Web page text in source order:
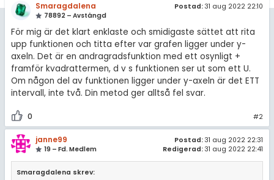
Smaragdalena
78892 – Avstängd
Postad: 31 aug 2022 22:10
För mig är det klart enklaste och smidigaste sättet att rita
upp funktionen och titta efter var grafen ligger under y-
axeln. Det är en andragradsfunktion med ett osynligt +
framför kvadrattermen, d v s funktionen ser ut som ett U.
Om någon del av funktionen ligger under y-axeln är det ETT
intervall, inte två. Din metod ger alltså fel svar.
0 #2
janne99
19 – Fd. Medlem
Postad: 31 aug 2022 22:31
Redigerad: 31 aug 2022 22:41
Smaragdalena skrev: